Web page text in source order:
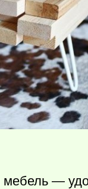
мебель —